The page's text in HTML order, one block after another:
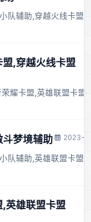
队辅助,穿越火线卡盟,
,穿越火线卡盟
耀卡盟,英雄联盟卡盟
梦境辅助 2023-
队辅助,英雄联盟卡盟,
英雄联盟卡盟